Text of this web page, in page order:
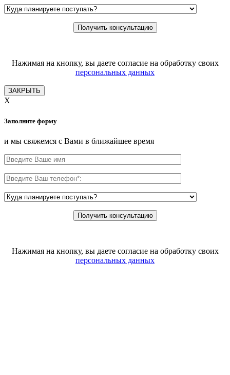
Нажимая на кнопку, вы даете согласие на обработку своих
персональных данных
ЗАКРЫТЬ
X
Заполните форму
и мы свяжемся с Вами в ближайшее время
Нажимая на кнопку, вы даете согласие на обработку своих
персональных данных